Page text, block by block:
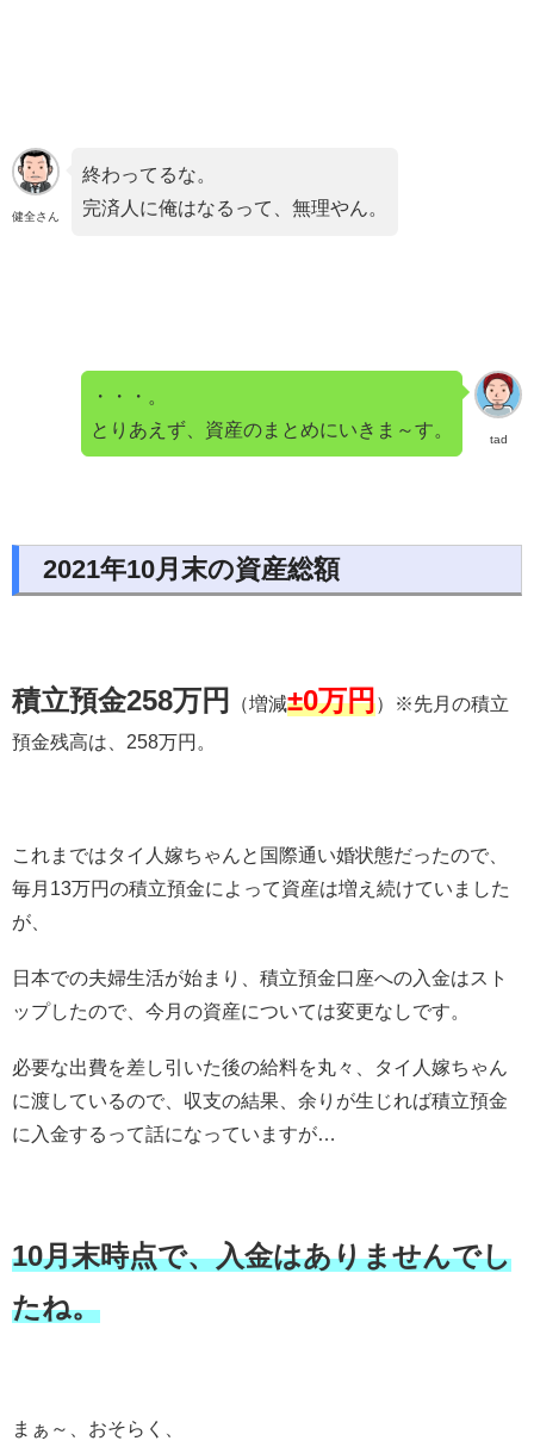
健全さん
終わってるな。
完済人に俺はなるって、無理やん。
tad
・・・。
とりあえず、資産のまとめにいきま～す。
2021年10月末の資産総額
積立預金258万円 （増減±0万円）※先月の積立
預金残高は、258万円。
これまではタイ人嫁ちゃんと国際通い婚状態だったので、
毎月13万円の積立預金によって資産は増え続けていました
が、
日本での夫婦生活が始まり、積立預金口座への入金はスト
ップしたので、今月の資産については変更なしです。
必要な出費を差し引いた後の給料を丸々、タイ人嫁ちゃん
に渡しているので、収支の結果、余りが生じれば積立預金
に入金するって話になっていますが…
10月末時点で、入金はありませんでし
たね。
まぁ～、おそらく、